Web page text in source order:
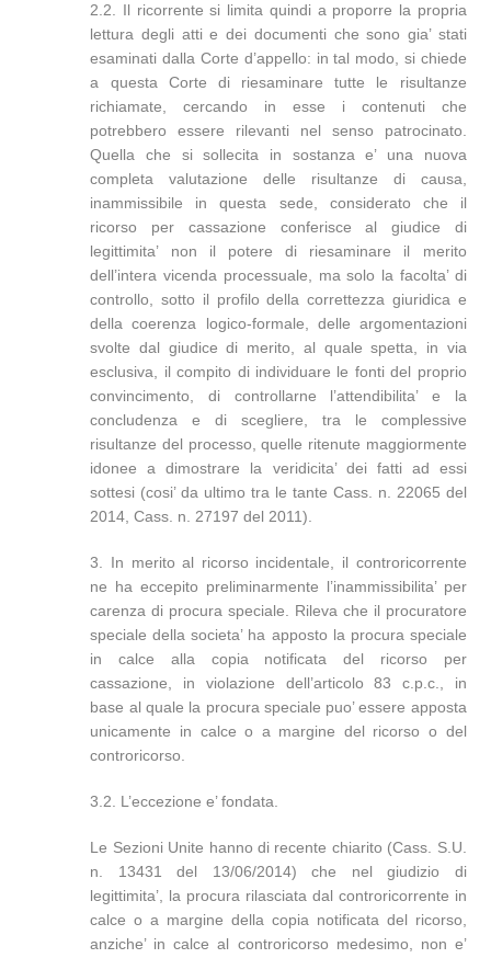
2.2. Il ricorrente si limita quindi a proporre la propria
lettura degli atti e dei documenti che sono gia’ stati
esaminati dalla Corte d’appello: in tal modo, si chiede
a questa Corte di riesaminare tutte le risultanze
richiamate, cercando in esse i contenuti che
potrebbero essere rilevanti nel senso patrocinato.
Quella che si sollecita in sostanza e’ una nuova
completa valutazione delle risultanze di causa,
inammissibile in questa sede, considerato che il
ricorso per cassazione conferisce al giudice di
legittimita’ non il potere di riesaminare il merito
dell’intera vicenda processuale, ma solo la facolta’ di
controllo, sotto il profilo della correttezza giuridica e
della coerenza logico-formale, delle argomentazioni
svolte dal giudice di merito, al quale spetta, in via
esclusiva, il compito di individuare le fonti del proprio
convincimento, di controllarne l’attendibilita’ e la
concludenza e di scegliere, tra le complessive
risultanze del processo, quelle ritenute maggiormente
idonee a dimostrare la veridicita’ dei fatti ad essi
sottesi (cosi’ da ultimo tra le tante Cass. n. 22065 del
2014, Cass. n. 27197 del 2011).
3. In merito al ricorso incidentale, il controricorrente
ne ha eccepito preliminarmente l’inammissibilita’ per
carenza di procura speciale. Rileva che il procuratore
speciale della societa’ ha apposto la procura speciale
in calce alla copia notificata del ricorso per
cassazione, in violazione dell’articolo 83 c.p.c., in
base al quale la procura speciale puo’ essere apposta
unicamente in calce o a margine del ricorso o del
controricorso.
3.2. L’eccezione e’ fondata.
Le Sezioni Unite hanno di recente chiarito (Cass. S.U.
n. 13431 del 13/06/2014) che nel giudizio di
legittimita’, la procura rilasciata dal controricorrente in
calce o a margine della copia notificata del ricorso,
anziche’ in calce al controricorso medesimo, non e’